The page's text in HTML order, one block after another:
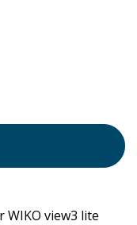
WIKO view3 lite